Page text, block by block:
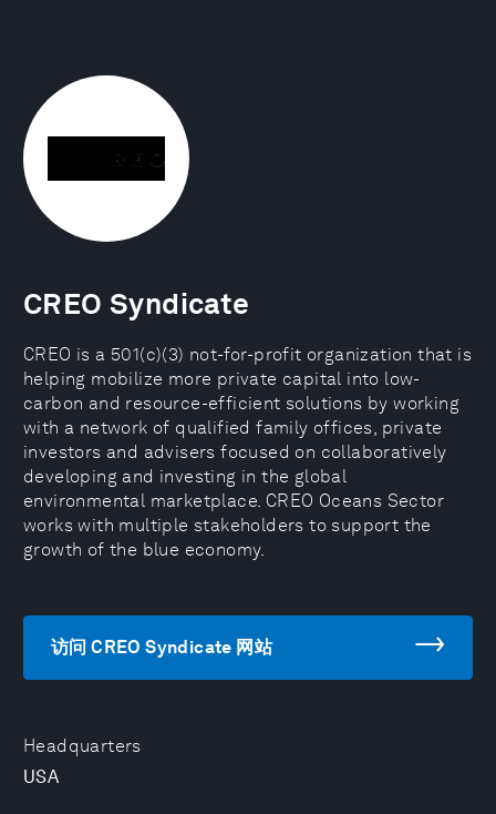
Headquarters
USA
CREO Syndicate
CREO is a 501(c)(3) not-for-profit organization that is
helping mobilize more private capital into low-
carbon and resource-efficient solutions by working
with a network of qualified family offices, private
investors and advisers focused on collaboratively
developing and investing in the global
environmental marketplace. CREO Oceans Sector
works with multiple stakeholders to support the
growth of the blue economy.
访问 CREO Syndicate 网站